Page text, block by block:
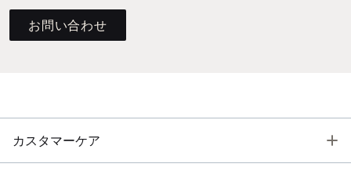
お問い合わせ
カスタマーケア